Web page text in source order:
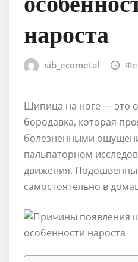
нароста
sib_ecometal
Шипица на ноге — это
бородавка, которая
болезненными
пальпаторном
движения.
самостоятельно в